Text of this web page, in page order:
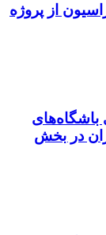
از پروژه
باشگاه‌های
از ایران در بخش